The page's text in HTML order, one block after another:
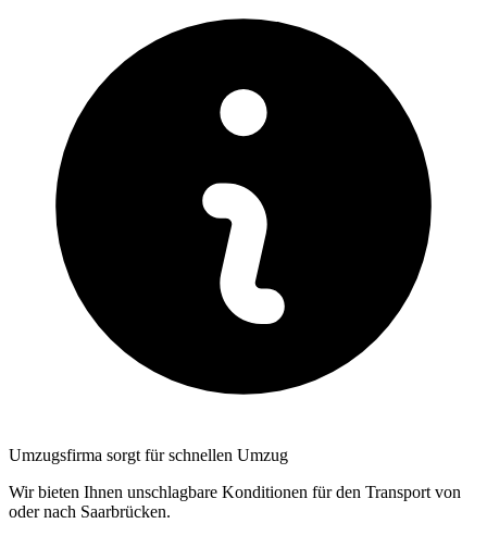
Umzugsfirma sorgt für schnellen Umzug
Wir bieten Ihnen unschlagbare Konditionen für den Transport von
oder nach Saarbrücken.